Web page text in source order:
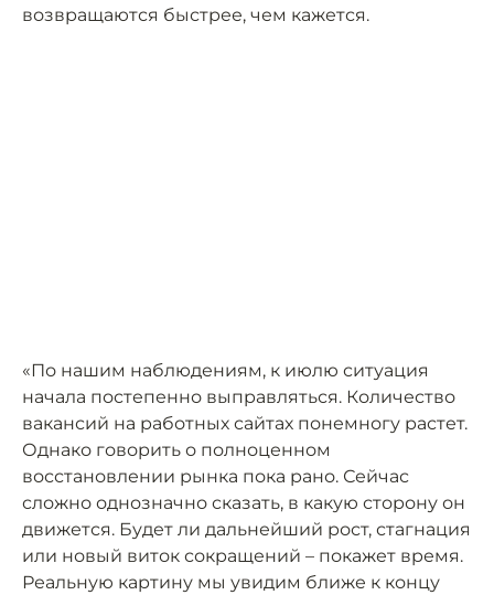
возвращаются быстрее, чем кажется.
«По нашим наблюдениям, к июлю ситуация
начала постепенно выправляться. Количество
вакансий на работных сайтах понемногу растет.
Однако говорить о полноценном
восстановлении рынка пока рано. Сейчас
сложно однозначно сказать, в какую сторону он
движется. Будет ли дальнейший рост, стагнация
или новый виток сокращений – покажет время.
Реальную картину мы увидим ближе к концу